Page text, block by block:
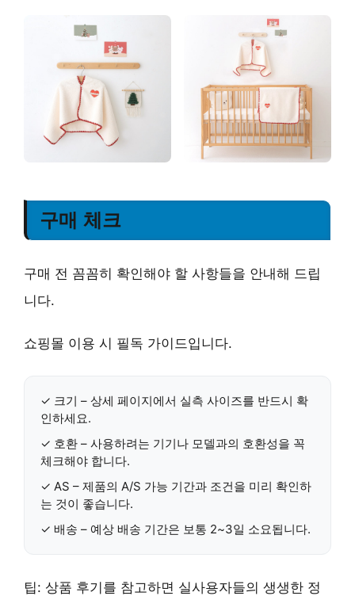
구매 체크
구매 전 꼼꼼히 확인해야 할 사항들을 안내해 드립
니다.
쇼핑몰 이용 시 필독 가이드입니다.
✓ 크기 – 상세 페이지에서 실측 사이즈를 반드시 확
인하세요.
✓ 호환 – 사용하려는 기기나 모델과의 호환성을 꼭
체크해야 합니다.
✓ AS – 제품의 A/S 가능 기간과 조건을 미리 확인하
는 것이 좋습니다.
✓ 배송 – 예상 배송 기간은 보통 2~3일 소요됩니다.
팁: 상품 후기를 참고하면 실사용자들의 생생한 정